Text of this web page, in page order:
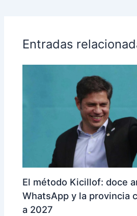
Entradas
El método Kicillof: doce
WhatsApp y la provincia
a 2027